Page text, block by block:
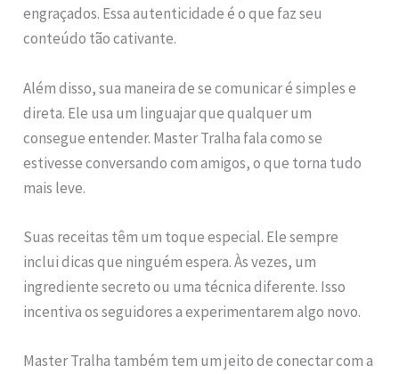
engraçados. Essa autenticidade é o que faz seu
conteúdo tão cativante.
Além disso, sua maneira de se comunicar é simples e
direta. Ele usa um linguajar que qualquer um
consegue entender. Master Tralha fala como se
estivesse conversando com amigos, o que torna tudo
mais leve.
Suas receitas têm um toque especial. Ele sempre
inclui dicas que ninguém espera. Às vezes, um
ingrediente secreto ou uma técnica diferente. Isso
incentiva os seguidores a experimentarem algo novo.
Master Tralha também tem um jeito de conectar com a